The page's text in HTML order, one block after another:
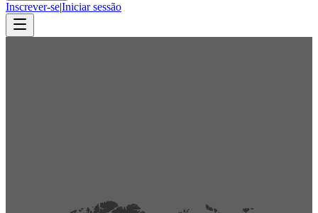
Inscrever-se|Iniciar sessão